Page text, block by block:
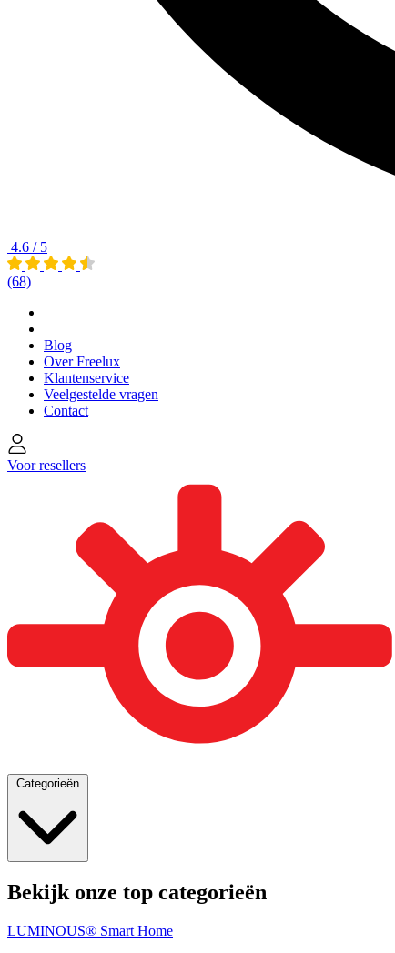
4.6 / 5
(68)
Blog
Over Freelux
Klantenservice
Veelgestelde vragen
Contact
Voor resellers
Categorieën
Bekijk onze top categorieën
LUMINOUS® Smart Home